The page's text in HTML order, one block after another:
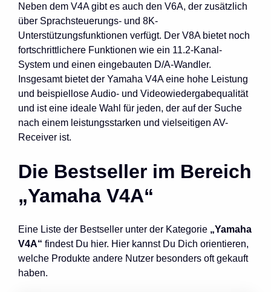
Neben dem V4A gibt es auch den V6A, der zusätzlich
über Sprachsteuerungs- und 8K-
Unterstützungsfunktionen verfügt. Der V8A bietet noch
fortschrittlichere Funktionen wie ein 11.2-Kanal-
System und einen eingebauten D/A-Wandler.
Insgesamt bietet der Yamaha V4A eine hohe Leistung
und beispiellose Audio- und Videowiedergabequalität
und ist eine ideale Wahl für jeden, der auf der Suche
nach einem leistungsstarken und vielseitigen AV-
Receiver ist.
Die Bestseller im Bereich
„Yamaha V4A“
Eine Liste der Bestseller unter der Kategorie „Yamaha
V4A“ findest Du hier. Hier kannst Du Dich orientieren,
welche Produkte andere Nutzer besonders oft gekauft
haben.